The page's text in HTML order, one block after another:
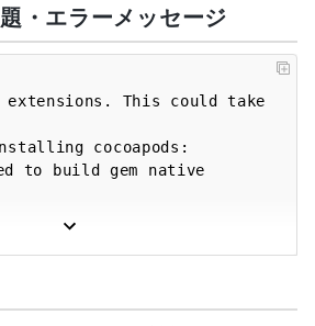
・エラーメッセージ
This could take
cocoapods:
Ruby.framework/